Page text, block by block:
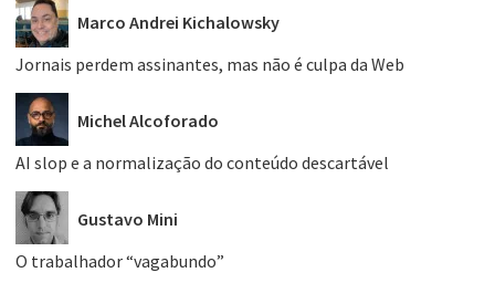
Marco Andrei Kichalowsky
Jornais perdem assinantes, mas não é culpa da Web
Michel Alcoforado
AI slop e a normalização do conteúdo descartável
Gustavo Mini
O trabalhador “vagabundo”